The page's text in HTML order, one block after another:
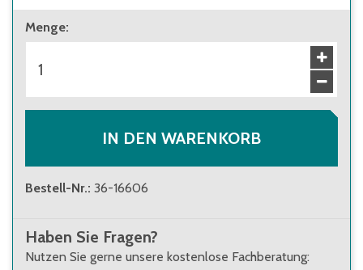
Menge:
IN DEN WARENKORB
Bestell-Nr.: 36-16606
Haben Sie Fragen?
Nutzen Sie gerne unsere kostenlose Fachberatung: